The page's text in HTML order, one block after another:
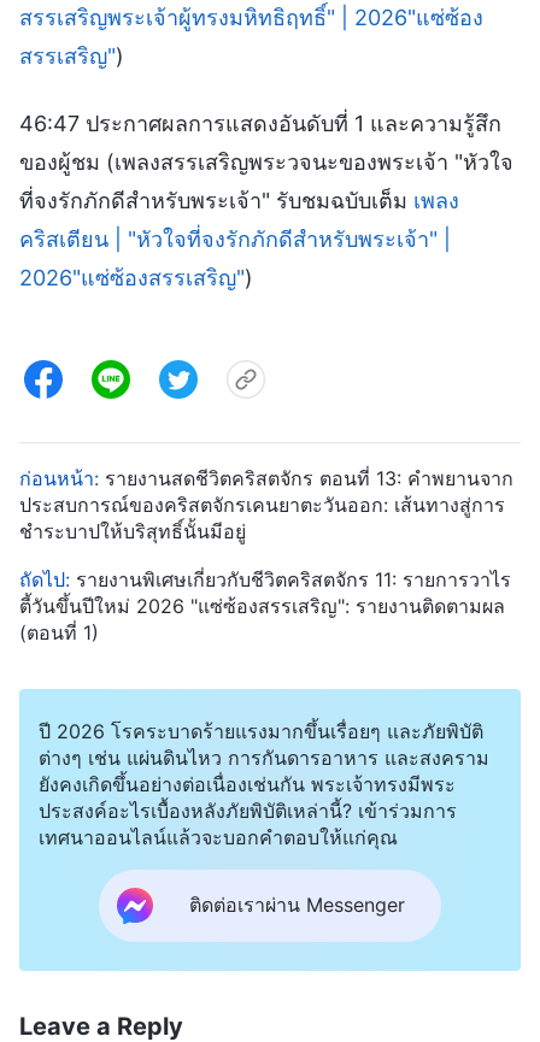
สรรเสริญพระเจ้าผู้ทรงมหิทธิฤทธิ์" | 2026"แซ่ซ้อง
สรรเสริญ")
46:47 ประกาศผลการแสดงอันดับที่ 1 และความรู้สึก
ของผู้ชม (เพลงสรรเสริญพระวจนะของพระเจ้า "หัวใจ
ที่จงรักภักดีสำหรับพระเจ้า" รับชมฉบับเต็ม เพลง
คริสเตียน | "หัวใจที่จงรักภักดีสำหรับพระเจ้า" |
2026"แซ่ซ้องสรรเสริญ")
ก่อนหน้า: รายงานสดชีวิตคริสตจักร ตอนที่ 13: คำพยานจาก
ประสบการณ์ของคริสตจักรเคนยาตะวันออก: เส้นทางสู่การ
ชำระบาปให้บริสุทธิ์นั้นมีอยู่
ถัดไป: รายงานพิเศษเกี่ยวกับชีวิตคริสตจักร 11: รายการวาไร
ตี้วันขึ้นปีใหม่ 2026 "แซ่ซ้องสรรเสริญ": รายงานติดตามผล
(ตอนที่ 1)
ปี 2026 โรคระบาดร้ายแรงมากขึ้นเรื่อยๆ และภัยพิบัติ
ต่างๆ เช่น แผ่นดินไหว การกันดารอาหาร และสงคราม
ยังคงเกิดขึ้นอย่างต่อเนื่องเช่นกัน พระเจ้าทรงมีพระ
ประสงค์อะไรเบื้องหลังภัยพิบัติเหล่านี้? เข้าร่วมการ
เทศนาออนไลน์แล้วจะบอกคำตอบให้แก่คุณ
ติดต่อเราผ่าน Messenger
Leave a Reply